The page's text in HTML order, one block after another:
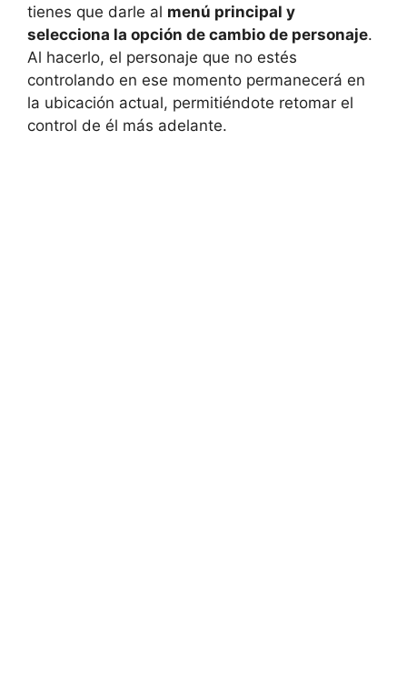
tienes que darle al menú principal y
selecciona la opción de cambio de personaje.
Al hacerlo, el personaje que no estés
controlando en ese momento permanecerá en
la ubicación actual, permitiéndote retomar el
control de él más adelante.